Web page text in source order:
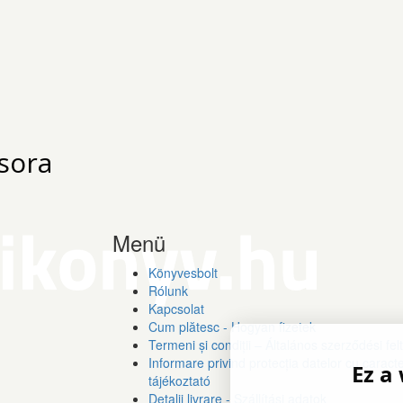
Menü
Könyvesbolt
Rólunk
Kapcsolat
Cum plătesc - Hogyan fizetek
Termeni și condiții – Általános szerződési
Informare privind protecția datelor cu
tájékoztató
Detalii livrare - Szállítási adatok
Ez